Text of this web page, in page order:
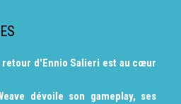
retour d'Ennio Salieri est au cœur
dévoile son gameplay, ses